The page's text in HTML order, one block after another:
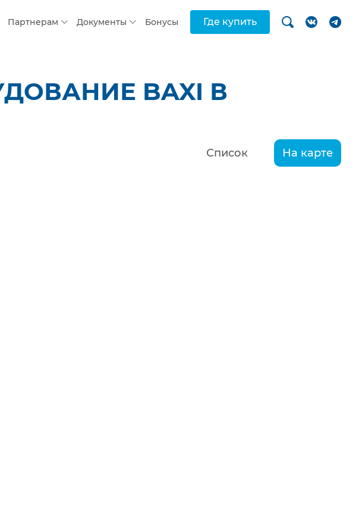
Партнерам Документы Бонусы Где купить
BAXI В
Список На карте